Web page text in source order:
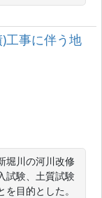
工事に伴う地
堀川の河川改修
試験、土質試験
目的とした。